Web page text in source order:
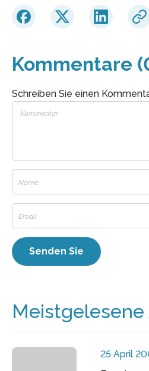
Kommentare
Schreiben Sie einen
25 April